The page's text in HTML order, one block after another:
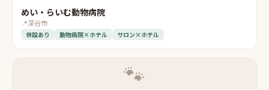
めい・らいむ動物病院
📍深谷市
併設あり 動物病院×ホテル サロン×ホテル
🐾